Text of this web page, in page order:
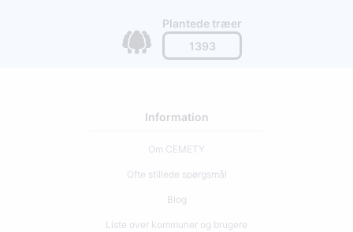
Plantede træer
1393
Information
Om CEMETY
Ofte stillede spørgsmål
Blog
Liste over kommuner og brugere